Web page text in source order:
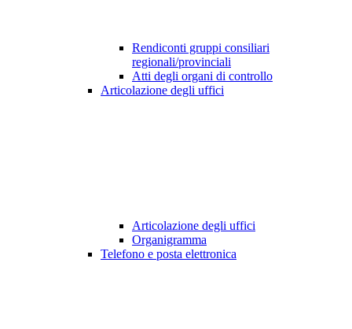
Rendiconti gruppi consiliari
regionali/provinciali
Atti degli organi di controllo
Articolazione degli uffici
Articolazione degli uffici
Organigramma
Telefono e posta elettronica